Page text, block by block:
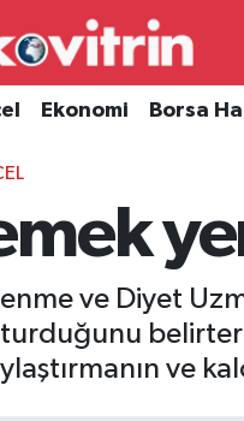
Ekonomi Borsa
ve Diyet
ve
ve Fikstür